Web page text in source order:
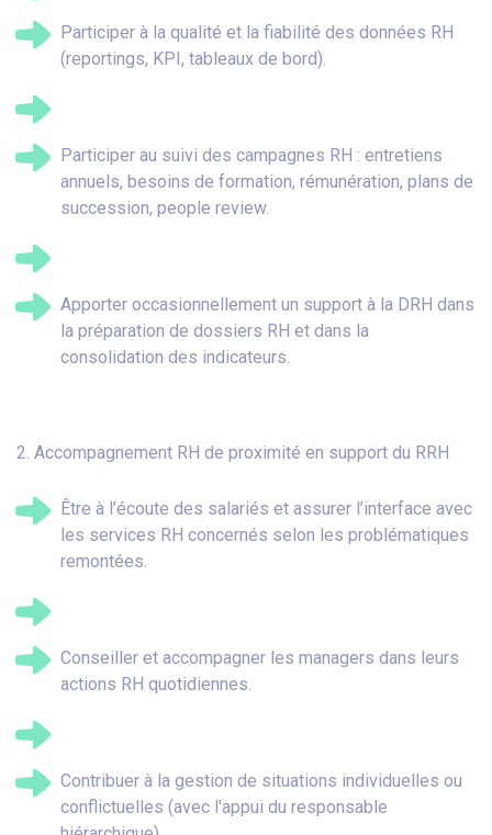
Participer à la qualité et la fiabilité des données RH
(reportings, KPI, tableaux de bord).
Participer au suivi des campagnes RH : entretiens
annuels, besoins de formation, rémunération, plans de
succession, people review.
Apporter occasionnellement un support à la DRH dans
la préparation de dossiers RH et dans la
consolidation des indicateurs.
2. Accompagnement RH de proximité en support du RRH
Être à l’écoute des salariés et assurer l’interface avec
les services RH concernés selon les problématiques
remontées.
Conseiller et accompagner les managers dans leurs
actions RH quotidiennes.
Contribuer à la gestion de situations individuelles ou
conflictuelles (avec l'appui du responsable